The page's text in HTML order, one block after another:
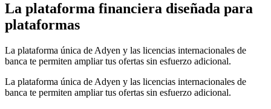
La plataforma financiera diseñada para
plataformas
La plataforma única de Adyen y las licencias internacionales de
banca te permiten ampliar tus ofertas sin esfuerzo adicional.
La plataforma única de Adyen y las licencias internacionales de
banca te permiten ampliar tus ofertas sin esfuerzo adicional.